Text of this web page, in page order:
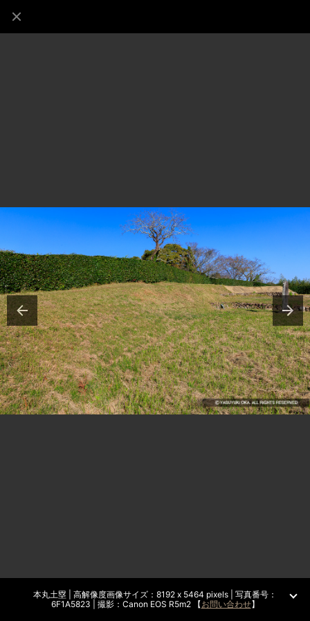
本丸土塁 | 高解像度画像サイズ：8192 x 5464 pixels | 写真番号：
6F1A5823 | 撮影：Canon EOS R5m2 【お問い合わせ】